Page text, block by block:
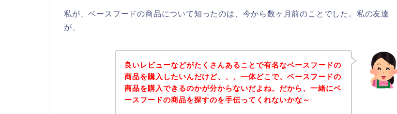
私が、ベースフードの商品について知ったのは、今から数ヶ月前のことでした。私の友達
が、
良いレビューなどがたくさんあることで有名なベースフードの
商品を購入したいんだけど、、、一体どこで、ベースフードの
商品を購入できるのかが分からないだよね。だから、一緒にベ
ースフードの商品を探すのを手伝ってくれないかな～